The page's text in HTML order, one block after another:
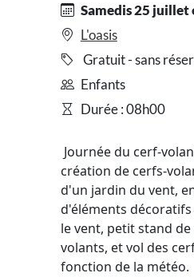
Samedis 25 juillet
L'oasis
Gratuit - sans
Enfants
Durée : 08h00
Journée du cerf-
création de cerfs-
d'un jardin du vent,
d'éléments
le vent, petit stand
volants, et vol des
fonction de la météo.